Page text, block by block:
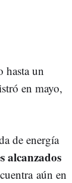
hasta un
en mayo,
de energía
alcanzados
aún en